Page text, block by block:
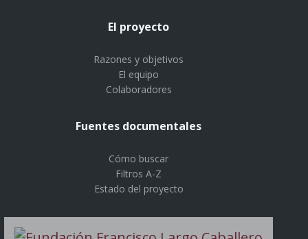
El proyecto
Razones y objetivos
El equipo
Colaboradores
Fuentes documentales
Cómo buscar
Filtros A-Z
Estado del proyecto